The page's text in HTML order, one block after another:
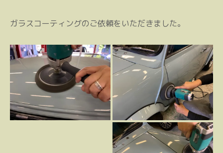
ガラスコーティングのご依頼をいただきました。